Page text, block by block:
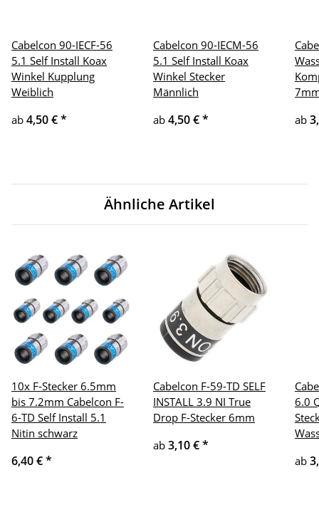
Cabelcon 90-IECF-56
5.1 Self Install Koax
Winkel Kupplung
Weiblich
ab 4,50 €*
Cabelcon 90-IECM-56
5.1 Self Install Koax
Winkel Stecker
Männlich
ab 4,50 €*
ab
Ähnliche Artikel
10x F-Stecker 6.5mm
bis 7.2mm Cabelcon F-
6-TD Self Install 5.1
Nitin schwarz
6,40 €*
Cabelcon F-59-TD SELF
INSTALL 3.9 NI True
Drop F-Stecker 6mm
ab 3,10 €*
6.0
ab